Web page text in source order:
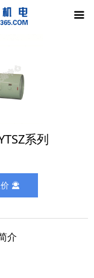
끀
系列
介
끤